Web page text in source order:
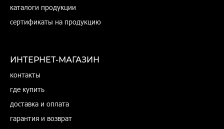
каталоги продукции
сертификаты на продукцию
ИНТЕРНЕТ-МАГАЗИН
контакты
где купить
доставка и оплата
гарантия и возврат